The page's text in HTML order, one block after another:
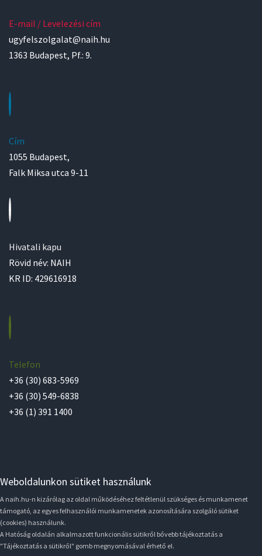
E-mail / Levelezési cím
ugyfelszolgalat@naih.hu
1363 Budapest, Pf.: 9.
Cím
1055 Budapest,
Falk Miksa utca 9-11
Hivatali kapu
Rövid név: NAIH
KR ID: 429616918
Telefon
+36 (30) 683-5969
+36 (30) 549-6838
+36 (1) 391 1400
Weboldalunkon sütiket használunk
A naih.hu-n kizárólag az oldal működéséhez feltétlenül szükséges és munkamenet
támogató, az egyes felhasználói munkamenetek azonosítására szolgáló sütiket
(cookies) használunk.
A Hatóság oldalán alkalmazott funkcionális sütikről bővebb tájékoztatás a
"Tájékoztatás a sütikről" gomb megnyomásával érhető el.